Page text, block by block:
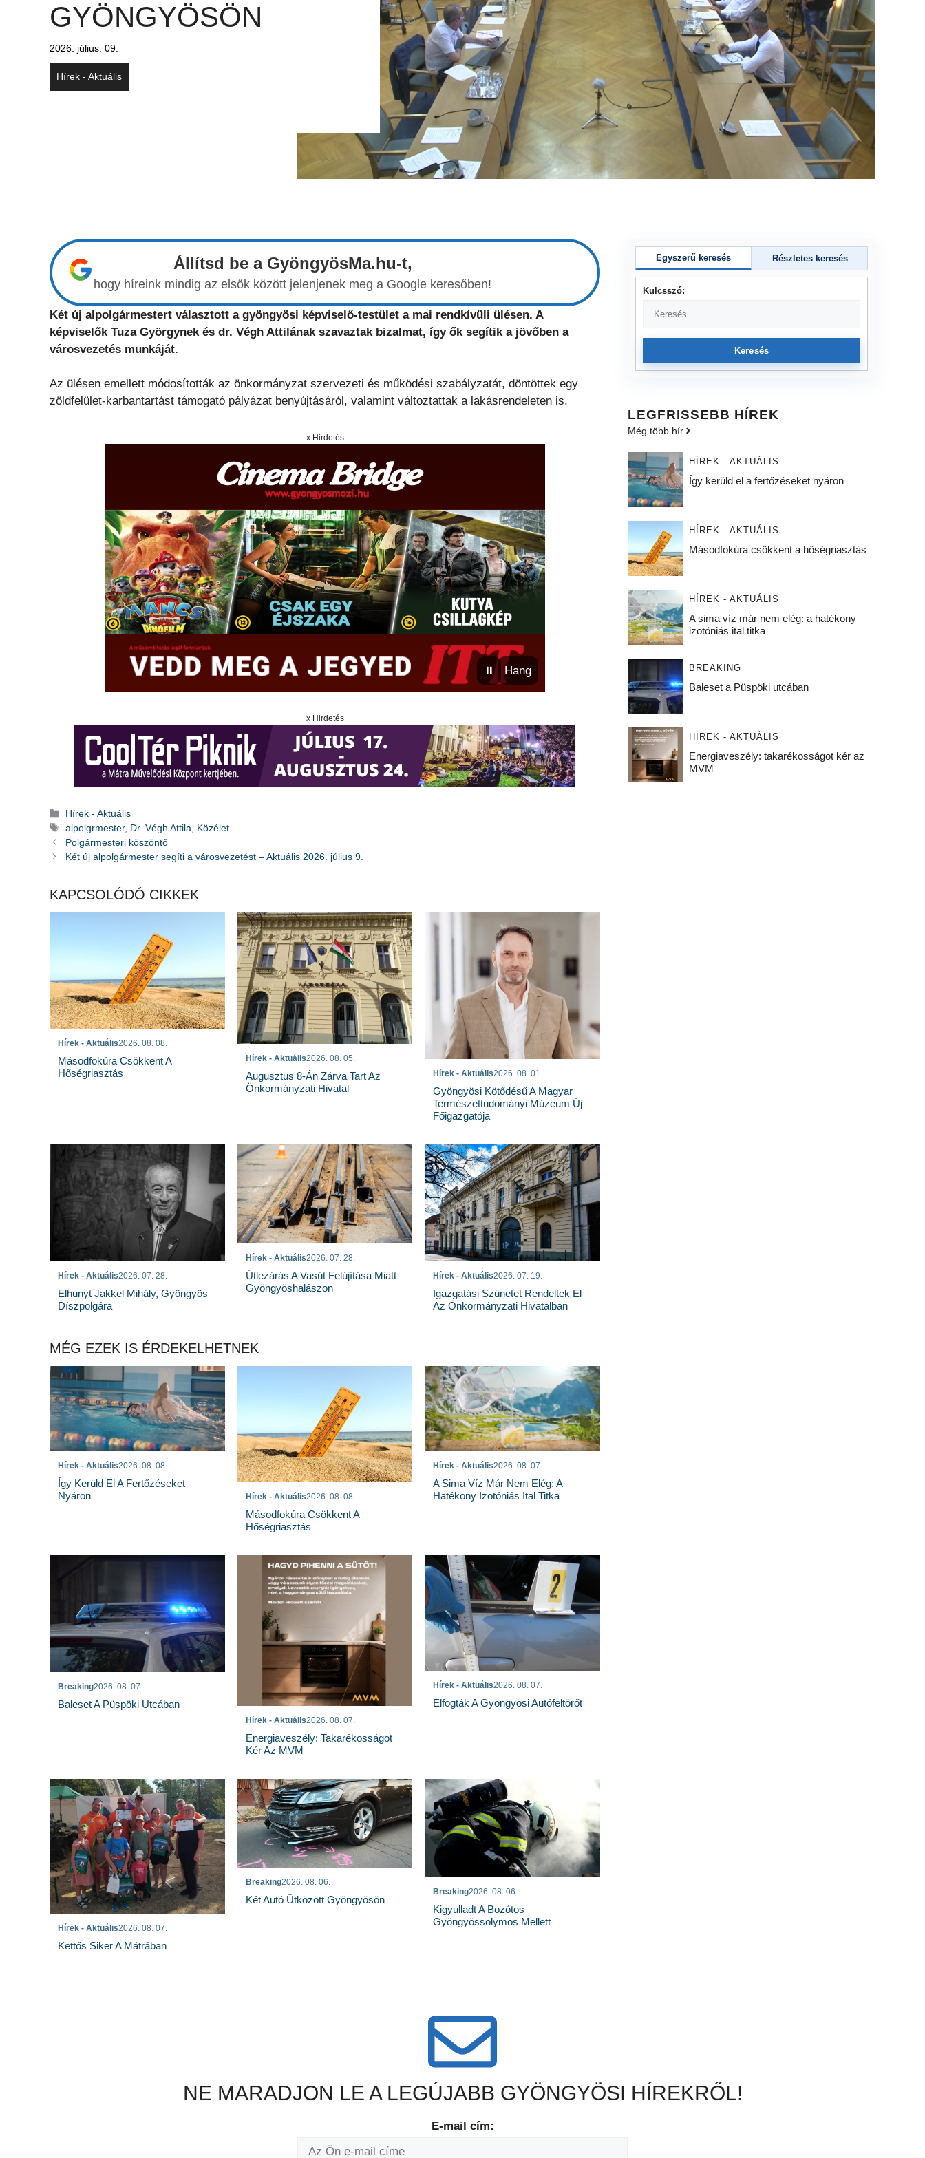
GYÖNGYÖSÖN
2026. július. 09.
Hírek - Aktuális
Állítsd be a GyöngyösMa.hu-t,
hogy híreink mindig az elsők között jelenjenek meg a Google keresőben!
Két új alpolgármestert választott a gyöngyösi képviselő-testület a mai rendkívüli ülésen. A
képviselők Tuza Györgynek és dr. Végh Attilának szavaztak bizalmat, így ők segítik a jövőben a
városvezetés munkáját.
Az ülésen emellett módosították az önkormányzat szervezeti és működési szabályzatát, döntöttek egy
zöldfelület-karbantartást támogató pályázat benyújtásáról, valamint változtattak a lakásrendeleten is.
x Hirdetés
⏸ Hang
x Hirdetés
Kategória
Hírek - Aktuális
Címkék
alpolgrmester, Dr. Végh Attila
Közélet
Polgármesteri köszöntő
Két új alpolgármester segíti a városvezetést – Aktuális 2026. július 9.
KAPCSOLÓDÓ CIKKEK
Hírek - Aktuális2026. 08. 08.
Másodfokúra Csökkent A
Hőségriasztás
Hírek - Aktuális2026. 08. 05.
Augusztus 8-Án Zárva Tart Az
Önkormányzati Hivatal
Hírek - Aktuális2026. 08. 01.
Gyöngyösi Kötődésű A Magyar
Természettudományi Múzeum Új
Főigazgatója
Hírek - Aktuális2026. 07. 28.
Elhunyt Jakkel Mihály, Gyöngyös
Díszpolgára
Hírek - Aktuális2026. 07. 28.
Útlezárás A Vasút Felújítása Miatt
Gyöngyöshalászon
Hírek - Aktuális2026. 07. 19.
Igazgatási Szünetet Rendeltek El
Az Önkormányzati Hivatalban
MÉG EZEK IS ÉRDEKELHETNEK
Hírek - Aktuális2026. 08. 08.
Így Kerüld El A Fertőzéseket
Nyáron
Hírek - Aktuális2026. 08. 08.
Másodfokúra Csökkent A
Hőségriasztás
Hírek - Aktuális2026. 08. 07.
A Sima Víz Már Nem Elég: A
Hatékony Izotóniás Ital Titka
Breaking2026. 08. 07.
Baleset A Püspöki Utcában
Hírek - Aktuális2026. 08. 07.
Energiaveszély: Takarékosságot
Kér Az MVM
Hírek - Aktuális2026. 08. 07.
Elfogták A Gyöngyösi Autófeltörőt
Hírek - Aktuális2026. 08. 07.
Kettős Siker A Mátrában
Breaking2026. 08. 06.
Két Autó Ütközött Gyöngyösön
Breaking2026. 08. 06.
Kigyulladt A Bozótos
Gyöngyössolymos Mellett
Egyszerű keresés Részletes keresés
Kulcsszó:
Keresés
LEGFRISSEBB HÍREK
Még több hír
HÍREK - AKTUÁLIS
Így kerüld el a fertőzéseket nyáron
HÍREK - AKTUÁLIS
Másodfokúra csökkent a hőségriasztás
HÍREK - AKTUÁLIS
A sima víz már nem elég: a hatékony
izotóniás ital titka
BREAKING
Baleset a Püspöki utcában
HÍREK - AKTUÁLIS
Energiaveszély: takarékosságot kér az
MVM
NE MARADJON LE A LEGÚJABB GYÖNGYÖSI HÍREKRŐL!
E-mail cím: